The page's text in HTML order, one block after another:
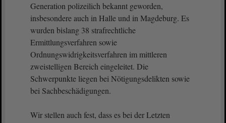
Generation polizeilich bekannt geworden,
insbesondere auch in Halle und in Magdeburg. Es
wurden bislang 38 strafrechtliche
Ermittlungsverfahren sowie
Ordnungswidrigkeitsverfahren im mittleren
zweistelligen Bereich eingeleitet. Die
Schwerpunkte liegen bei Nötigungsdelikten sowie
bei Sachbeschädigungen.
Wir stellen auch fest, dass es bei der Letzten